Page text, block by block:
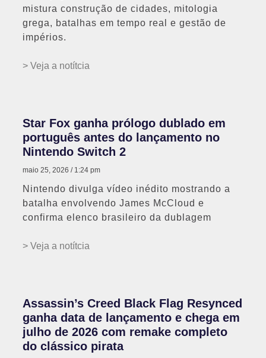
mistura construção de cidades, mitologia
grega, batalhas em tempo real e gestão de
impérios.
> Veja a notítcia
Star Fox ganha prólogo dublado em
português antes do lançamento no
Nintendo Switch 2
maio 25, 2026 1:24 pm
Nintendo divulga vídeo inédito mostrando a
batalha envolvendo James McCloud e
confirma elenco brasileiro da dublagem
> Veja a notítcia
Assassin’s Creed Black Flag Resynced
ganha data de lançamento e chega em
julho de 2026 com remake completo
do clássico pirata